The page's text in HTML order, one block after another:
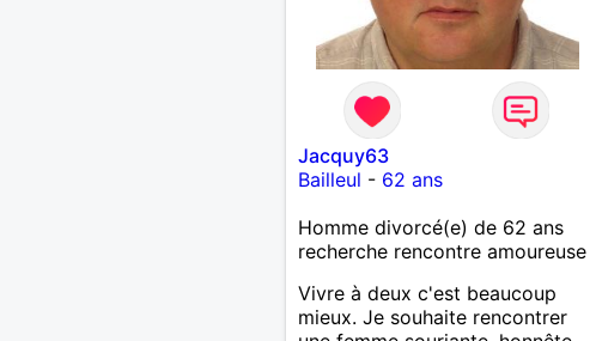
Jacquy63
Bailleul - 62 ans
Homme divorcé(e) de 62 ans
recherche rencontre amoureuse
Vivre à deux c'est beaucoup
mieux. Je souhaite rencontrer